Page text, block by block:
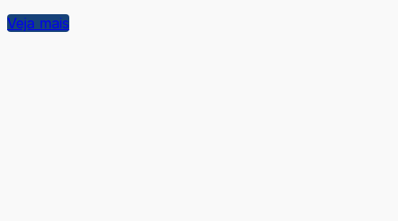
Veja mais